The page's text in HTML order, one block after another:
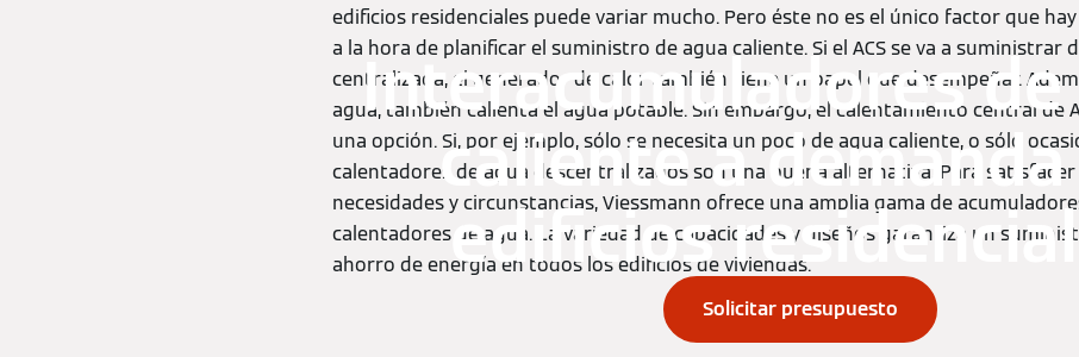
Interacumuladores de
caliente a
edificios
Solicitar presupuesto
edificios residenciales puede variar mucho. Pero éste no es el único factor que
a la hora de planificar el suministro de agua caliente. Si el ACS se va a suministrar
centralizada, el generador de calor también tiene un papel que desempeñar.
agua, también calienta el agua potable. Sin embargo, el calentamiento central de
una opción. Si, por ejemplo, sólo se necesita un poco de agua caliente, o sólo
calentadores de agua descentralizados son una buena alternativa. Para
necesidades y circunstancias, Viessmann ofrece una amplia gama de
calentadores de agua. La variedad de capacidades y diseños garantiza un
ahorro de energía en todos los edificios de viviendas.